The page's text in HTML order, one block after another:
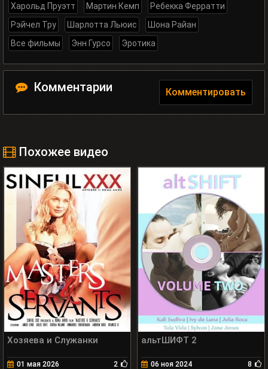
Харольд Пруэтт
Мартин Кемп
Ребекка Ферратти
Рэйчел Тру
Шарлотта Льюис
Шона Райан
Все фильмы
Энн Гурсо Эротика
Комментарии Комментировать
Похожее видео
Хозяева и Служанки
01 мая 2026 2
альтШИФТ 2
06 ноя 2024 8